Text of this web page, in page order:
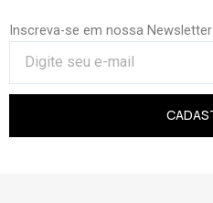
Inscreva-se em nossa Newsletter